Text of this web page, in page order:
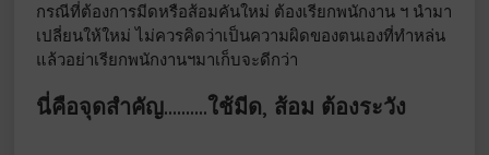
กรณีที่ต้องการมีดหรือส้อมคันใหม่ ต้องเรียกพนักงาน ฯ นำมา
เปลี่ยนให้ใหม่ ไม่ควรคิดว่าเป็นความผิดของตนเองที่ทำหล่น
แล้วอย่าเรียกพนักงานฯมาเก็บจะดีกว่า
นี่คือจุดสำคัญ……….ใช้มีด, ส้อม ต้องระวัง